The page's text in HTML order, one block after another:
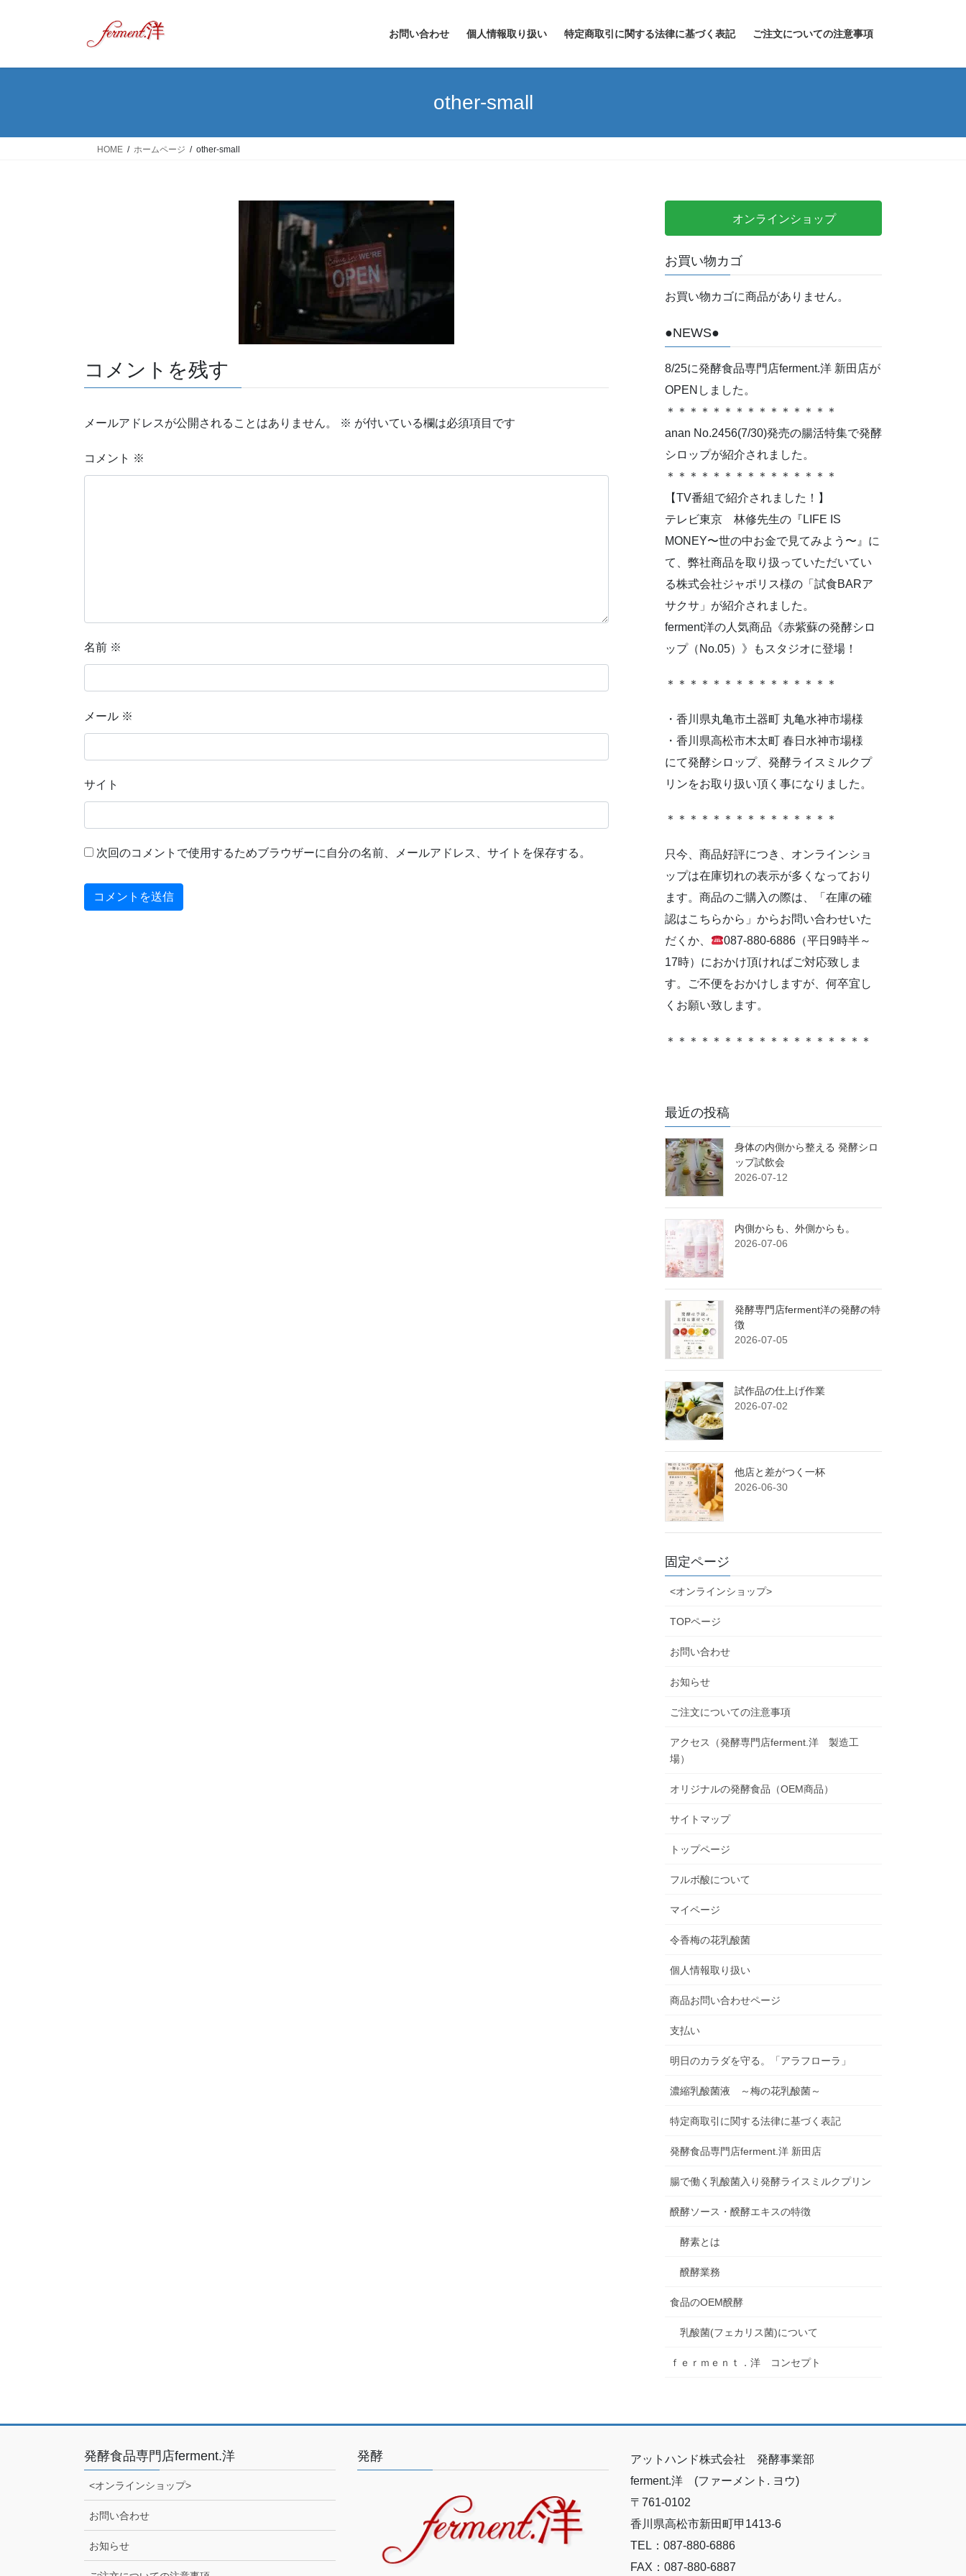
お問い合わせ 個人情報取り扱い 特定商取引に関する法律に基づく表記 ご注文についての注意事項
other-small
HOME ホームページ other-small
コメントを残す
メールアドレスが公開されることはありません。 ※ が付いている欄は必須項目です
コメント ※
名前 ※
メール ※
サイト
次回のコメントで使用するためブラウザーに自分の名前、メールアドレス、サイトを保存する。
オンラインショップ
お買い物カゴ
お買い物カゴに商品がありません。
●NEWS●
8/25に発酵食品専門店ferment.洋 新田店が
OPENしました。
＊＊＊＊＊＊＊＊＊＊＊＊＊＊＊
anan No.2456(7/30)発売の腸活特集で発酵
シロップが紹介されました。
＊＊＊＊＊＊＊＊＊＊＊＊＊＊＊
【TV番組で紹介されました！】
テレビ東京 林修先生の『LIFE IS
MONEY〜世の中お金で見てみよう〜』に
て、弊社商品を取り扱っていただいてい
る株式会社ジャポリス様の「試食BARア
サクサ」が紹介されました。
ferment洋の人気商品《赤紫蘇の発酵シロ
ップ（No.05）》もスタジオに登場！
＊＊＊＊＊＊＊＊＊＊＊＊＊＊＊
・香川県丸亀市土器町 丸亀水神市場様
・香川県高松市木太町 春日水神市場様
にて発酵シロップ、発酵ライスミルクプ
リンをお取り扱い頂く事になりました。
＊＊＊＊＊＊＊＊＊＊＊＊＊＊＊
只今、商品好評につき、オンラインショ
ップは在庫切れの表示が多くなっており
ます。商品のご購入の際は、「在庫の確
認はこちらから」からお問い合わせいた
だくか、
087-880-6886（平日9時半～
17時）におかけ頂ければご対応致しま
す。ご不便をおかけしますが、何卒宜し
くお願い致します。
＊＊＊＊＊＊＊＊＊＊＊＊＊＊＊＊＊＊
最近の投稿
身体の内側から整える 発酵シロ
ップ試飲会
2026-07-12
内側からも、外側からも。
2026-07-06
発酵専門店ferment洋の発酵の特
徴
2026-07-05
試作品の仕上げ作業
2026-07-02
他店と差がつく一杯
2026-06-30
固定ページ
<オンラインショップ>
TOPページ
お問い合わせ
お知らせ
ご注文についての注意事項
アクセス（発酵専門店ferment.洋 製造工
場）
オリジナルの発酵食品（OEM商品）
サイトマップ
トップページ
フルボ酸について
マイページ
令香梅の花乳酸菌
個人情報取り扱い
商品お問い合わせページ
支払い
明日のカラダを守る。「アラフローラ」
濃縮乳酸菌液 ～梅の花乳酸菌～
特定商取引に関する法律に基づく表記
発酵食品専門店ferment.洋 新田店
腸で働く乳酸菌入り発酵ライスミルクプリン
醗酵ソース・醗酵エキスの特徴
酵素とは
醗酵業務
食品のOEM醗酵
乳酸菌(フェカリス菌)について
ｆｅｒｍｅｎｔ．洋 コンセプト
発酵食品専門店ferment.洋
<オンラインショップ>
お問い合わせ
お知らせ
発酵
アットハンド株式会社 発酵事業部
ferment.洋 (ファーメント. ヨウ)
〒761-0102
香川県高松市新田町甲1413-6
TEL：087-880-6886
FAX：087-880-6887